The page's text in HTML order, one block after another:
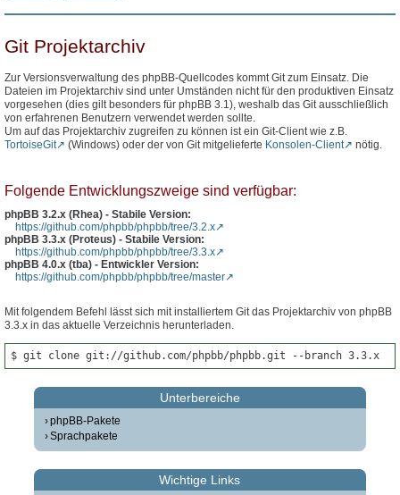
Git Projektarchiv
Zur Versionsverwaltung des phpBB-Quellcodes kommt Git zum Einsatz. Die
Dateien im Projektarchiv sind unter Umständen nicht für den produktiven Einsatz
vorgesehen (dies gilt besonders für phpBB 3.1), weshalb das Git ausschließlich
von erfahrenen Benutzern verwendet werden sollte.
Um auf das Projektarchiv zugreifen zu können ist ein Git-Client wie z.B.
TortoiseGit
(Windows) oder der von Git mitgelieferte Konsolen-Client nötig.
Folgende Entwicklungszweige sind verfügbar:
phpBB 3.2.x (Rhea) - Stabile Version:
https://github.com/phpbb/phpbb/tree/3.2.x
phpBB 3.3.x (Proteus) - Stabile Version:
https://github.com/phpbb/phpbb/tree/3.3.x
phpBB 4.0.x (tba) - Entwickler Version:
https://github.com/phpbb/phpbb/tree/master
Mit folgendem Befehl lässt sich mit installiertem Git das Projektarchiv von phpBB
3.3.x in das aktuelle Verzeichnis herunterladen.
$ git clone git://github.com/phpbb/phpbb.git --branch 3.3.x
Unterbereiche
phpBB-Pakete
Sprachpakete
Wichtige Links